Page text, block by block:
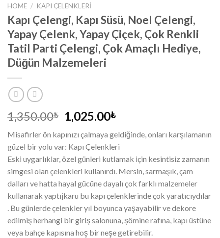
HOME / KAPI ÇELENKLERI
Kapı Çelengi, Kapı Süsü, Noel Çelengi,
Yapay Çelenk, Yapay Çiçek, Çok Renkli
Tatil Parti Çelengi, Çok Amaçlı Hediye,
Düğün Malzemeleri
1,350.00₺ 1,025.00₺
Misafirler ön kapınızı çalmaya geldiğinde, onları karşılamanın
güzel bir yolu var: Kapı Çelenkleri
Eski uygarlıklar, özel günleri kutlamak için kesintisiz zamanın
simgesi olan çelenkleri kullanırdı. Mersin, sarmaşık, çam
dalları ve hatta hayal gücüne dayalı çok farklı malzemeler
kullanarak yaptıjkaru bu kapı çelenklerinde çok yaratıcıydılar
. Bu günlerde çelenkler yıl boyunca yaşayabilir ve dekore
edilmiş herhangi bir giriş salonuna, şömine rafına, kapı üstüne
veya bahçe kapısına hoş bir neşe getirebilir.